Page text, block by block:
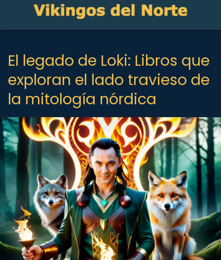
El legado de Loki: Libros que
exploran el lado travieso de
la mitología nórdica